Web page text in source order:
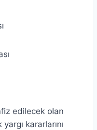
edilecek olan
kararlarını